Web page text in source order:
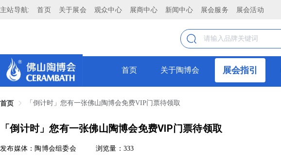
主站导航: 首页 关于展会 观众中心 展商中心 新闻中心 展会服务 展会活动
首页 关于陶博会 展会指引
首页 「倒计时」您有一张佛山陶博会免费VIP门票待领取
「倒计时」您有一张佛山陶博会免费VIP门票待领取
发布媒体：陶博会组委会 浏览量：333